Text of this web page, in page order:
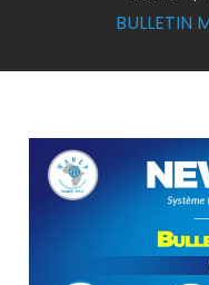
BULLETIN